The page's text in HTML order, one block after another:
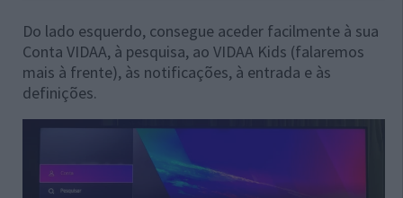
Do lado esquerdo, consegue aceder facilmente à sua
Conta VIDAA, à pesquisa, ao VIDAA Kids (falaremos
mais à frente), às notificações, à entrada e às
definições.